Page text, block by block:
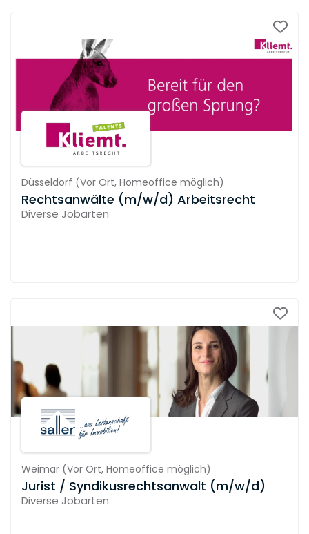
Düsseldorf (Vor Ort, Homeoffice möglich)
Rechtsanwälte (m/w/d) Arbeitsrecht
Diverse Jobarten
Weimar (Vor Ort, Homeoffice möglich)
Jurist / Syndikusrechtsanwalt (m/w/d)
Diverse Jobarten